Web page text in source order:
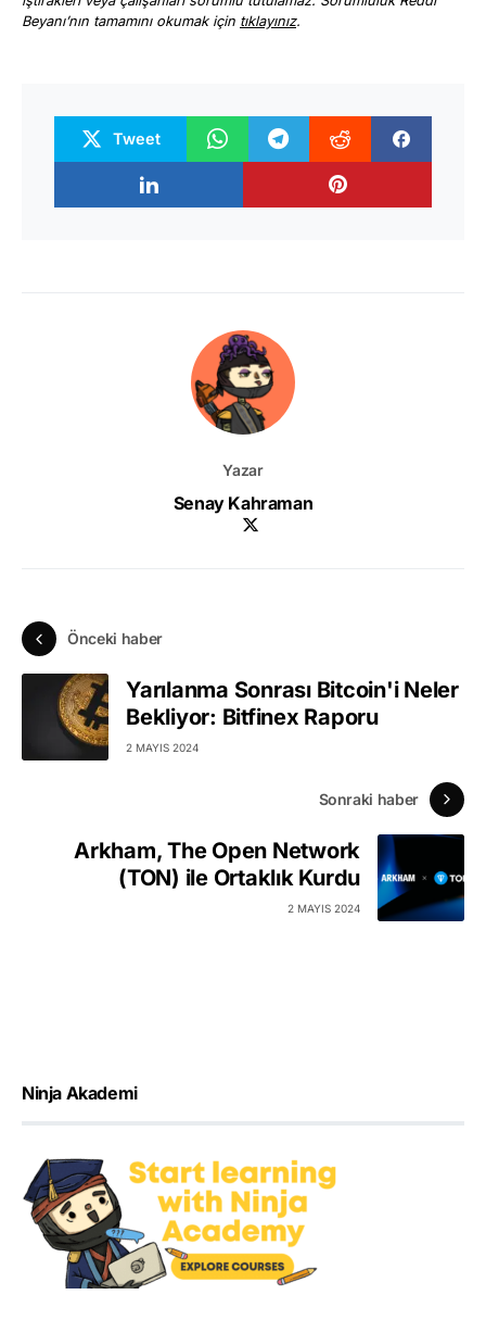
Beyanı’nın tamamını okumak için tıklayınız.
Tweet
Yazar
Senay Kahraman
Önceki haber
Yarılanma Sonrası Bitcoin'i Neler
Bekliyor: Bitfinex Raporu
2 MAYIS 2024
Sonraki haber
Arkham, The Open Network
(TON) ile Ortaklık Kurdu
2 MAYIS 2024
Ninja Akademi